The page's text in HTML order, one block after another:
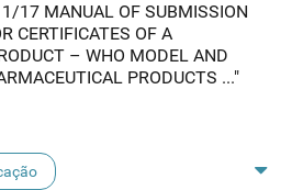
17 MANUAL OF SUBMISSION
CERTIFICATES OF A
– WHO MODEL AND
PRODUCTS ..."